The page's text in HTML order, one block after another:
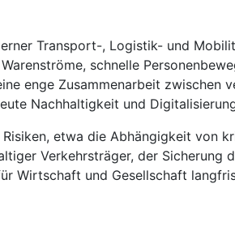
Transport-, Logistik- und
schnelle
enge Zusammenarbeit zwischen
Nachhaltigkeit und
etwa die Abhängigkeit von
Verkehrsträger, der
Wirtschaft und Gesellschaft